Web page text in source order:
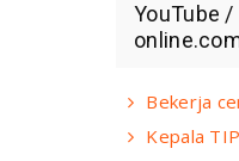
YouTube
Bekerja
Kepala